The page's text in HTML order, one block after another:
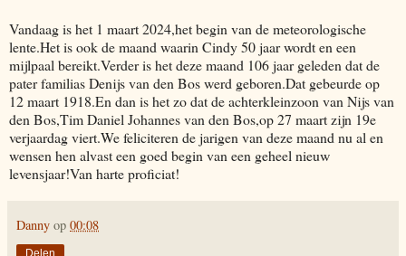
Vandaag is het 1 maart 2024,het begin van de meteorologische
lente.Het is ook de maand waarin Cindy 50 jaar wordt en een
mijlpaal bereikt.Verder is het deze maand 106 jaar geleden dat de
pater familias Denijs van den Bos werd geboren.Dat gebeurde op
12 maart 1918.En dan is het zo dat de achterkleinzoon van Nijs van
den Bos,Tim Daniel Johannes van den Bos,op 27 maart zijn 19e
verjaardag viert.We feliciteren de jarigen van deze maand nu al en
wensen hen alvast een goed begin van een geheel nieuw
levensjaar!Van harte proficiat!
Danny op 00:08
Delen